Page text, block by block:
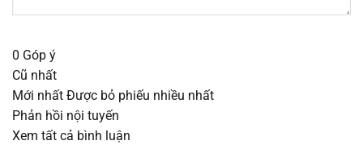
Chapter 144 09/08/2025
Chapter 143
Chapter 142
Chapter 141
0 Góp ý
Cũ nhất
Mới nhất Được bỏ phiếu nhiều nhất
Phản hồi nội tuyến
Xem tất cả bình luận